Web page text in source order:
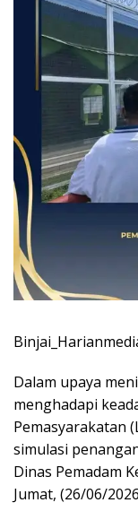
Dalam upaya
menghadapi
Pemasyarakatan
simulasi
Dinas Pemadam
Jumat, (26/06/